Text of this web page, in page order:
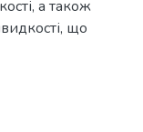
а також
що